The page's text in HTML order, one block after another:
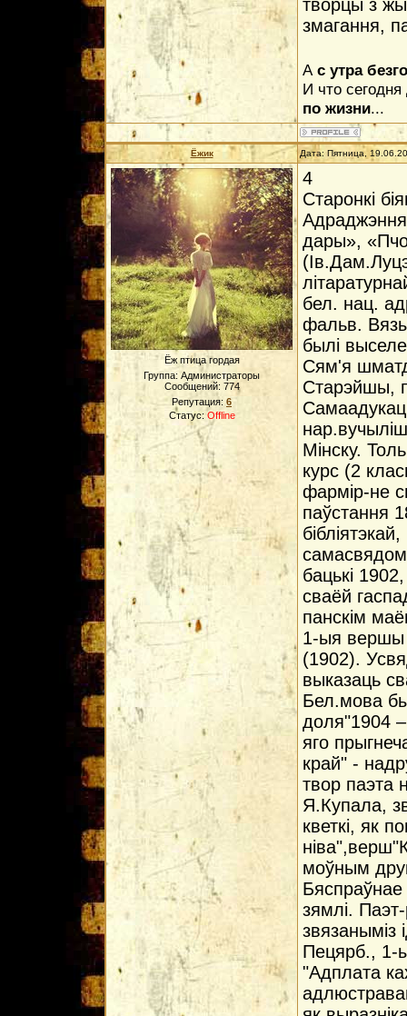
творцы з
змагання,
А с утра
И что сегодня
по жизни...
Ёжик Дата: Пятница,
Ёж птица гордая
Группа: Администраторы
Сообщений: 774
Репутация: 6
Статус: Offline
4
Старонкi
дары»,
бел. нац.
фальв.
былі
Сям'я
Старэйшы,
Мінску.
курс (2
фармір-не
паўстання
бацькі
сваёй
панскім
1-ыя вершы
(1902).
выказаць
Бел.мова
доля"1904
яго
край" -
твор паэта
Я.Купала,
кветкі, як
моўным
Бяспраўнае
зямлі.
звязанымiз
Пецярб., 1-
"Адплата